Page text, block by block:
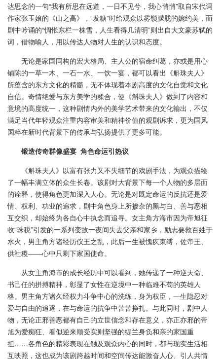
达思念的一句“我有所思在远道，一日不见兮，我心悄悄”取自宋代词
作家张玉娘的《山之高》，“发糖”时给观众以雾锁朦胧的婉约美，而
剧中吟诵的“惆怅东栏一株雪，人生看得几清明”则出自大文豪苏轼的
词，借物喻人，用以传达人物对人生的认识和态度。
无论是家国同构的宏大格局、主人公的宿命纠葛，亦或是用心
铺陈的一草一木、一石一水、一饮一宴，都可以看出《斛珠夫人》
所蕴含的东方文化的精髓，无不体现着本剧高度的文化自觉和文化
自信。奇情绝爱与东方美学的糅合，使《斛珠夫人》做到了内容和
意境的高度统一，这种剧情内外的美学艺术带来的文化输出，不仅
满足当代年轻观众注重内容审美和精神价值的观剧诉求，更为国风
国粹在新时代背景下的传承与弘扬提供了更多可能。
锻造传奇群像盛宴 角色命运引热议
《斛珠夫人》以富有张力又不失细节的戏剧手法，为观众描绘
了一幅丰满立体的众生长卷。该剧对大背景下每一个人物的多层面
的诠释，使得角色更加深入人心。无论是对既定命运的反抗还是爱
情、权利、功业的追求，剧中角色身上所掺杂的黑与白、善与恶相
互交织，却始终为各自心中执念而追寻。女主角方海市因为帝旭征
收“珠税”引发的一系列变故一夜间失去父亲和家乡，励志要救百姓于
水火，男主角方诸经历仪王之乱，此后一生被愧疚束缚，佐帝王、
供社稷——心中只剩下家国使命。
从女主角海市的成长经历中可以看到，她传递了一种逆天命、
书己任的拼搏精神，彰显了女性在逆境中一种临难不苟的英雄人
格。男主角方诸久经权力斗争中心的洗练，身为权臣，一生隐忍对
爱与自由的追逐，在与命运的抗争中苦苦挣扎。与此同时，剧中人
物，无论正邪善恶都有自己的立世信念和存在意义，亦正亦邪的帝
旭为爱痴狂、看似逆来顺受实则坚强的缇兰身负和亲的家国重
担……各角色的精彩表现在触及观众内心的同时，都与现实生活相
互映照，这也成为该剧跨越时间和空间传达能激奋人心、引人共情